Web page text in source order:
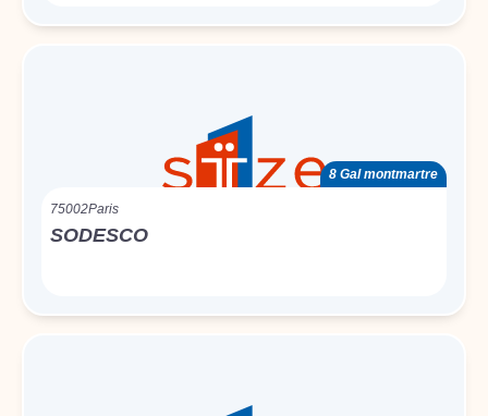
8 Gal montmartre
75002Paris
SODESCO